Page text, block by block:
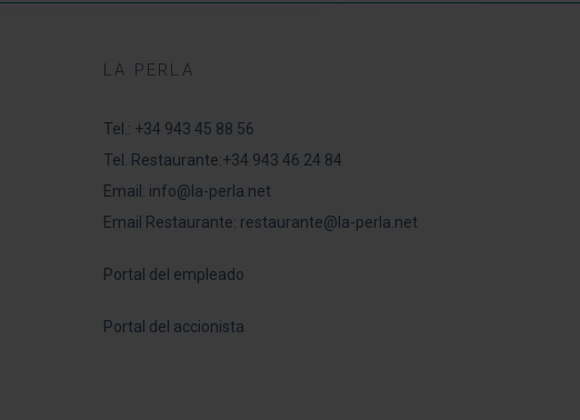
LA PERLA
Tel.: +34 943 45 88 56
Tel. Restaurante:+34 943 46 24 84
Email: info@la-perla.net
Email Restaurante: restaurante@la-perla.net
Portal del empleado
Portal del accionista